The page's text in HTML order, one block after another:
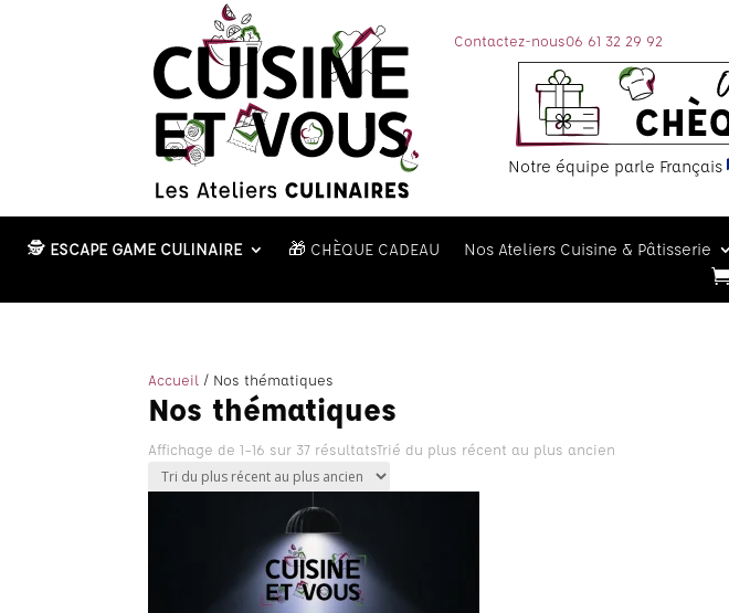
Contactez-nous06 61 32 29 92
Notre équipe parle Français
🕵️ ESCAPE GAME CULINAIRE 🎁 CHÈQUE CADEAU Nos Ateliers Cuisine & Pâtisserie
Accueil / Nos thématiques
Nos thématiques
Affichage de 1–16 sur 37 résultatsTrié du plus récent au plus ancien